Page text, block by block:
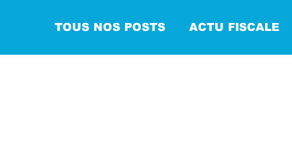
TOUS NOS POSTS ACTU FISCALE